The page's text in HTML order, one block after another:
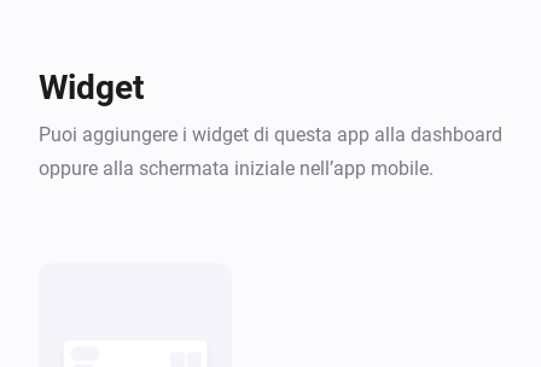
Widget
Puoi aggiungere i widget di questa app alla dashboard
oppure alla schermata iniziale nell’app mobile.